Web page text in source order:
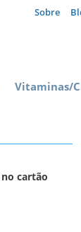
Sobre
Vitaminas/
cartão